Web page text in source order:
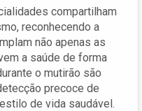
compartilham
reconhecendo a
não apenas as
a saúde de forma
o mutirão são
precoce de
de vida saudável.